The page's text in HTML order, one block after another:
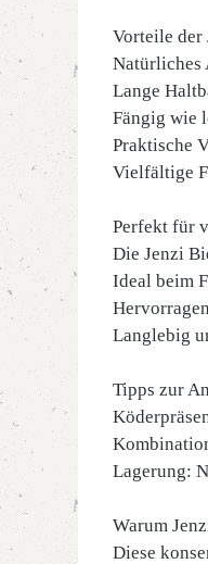
Vorteile der
Natürliches
Lange
Fängig wie
Praktische
Vielfältige
Perfekt für
Die Jenzi
Ideal beim
Langlebig
Tipps zur
Lagerung:
Warum
Diese